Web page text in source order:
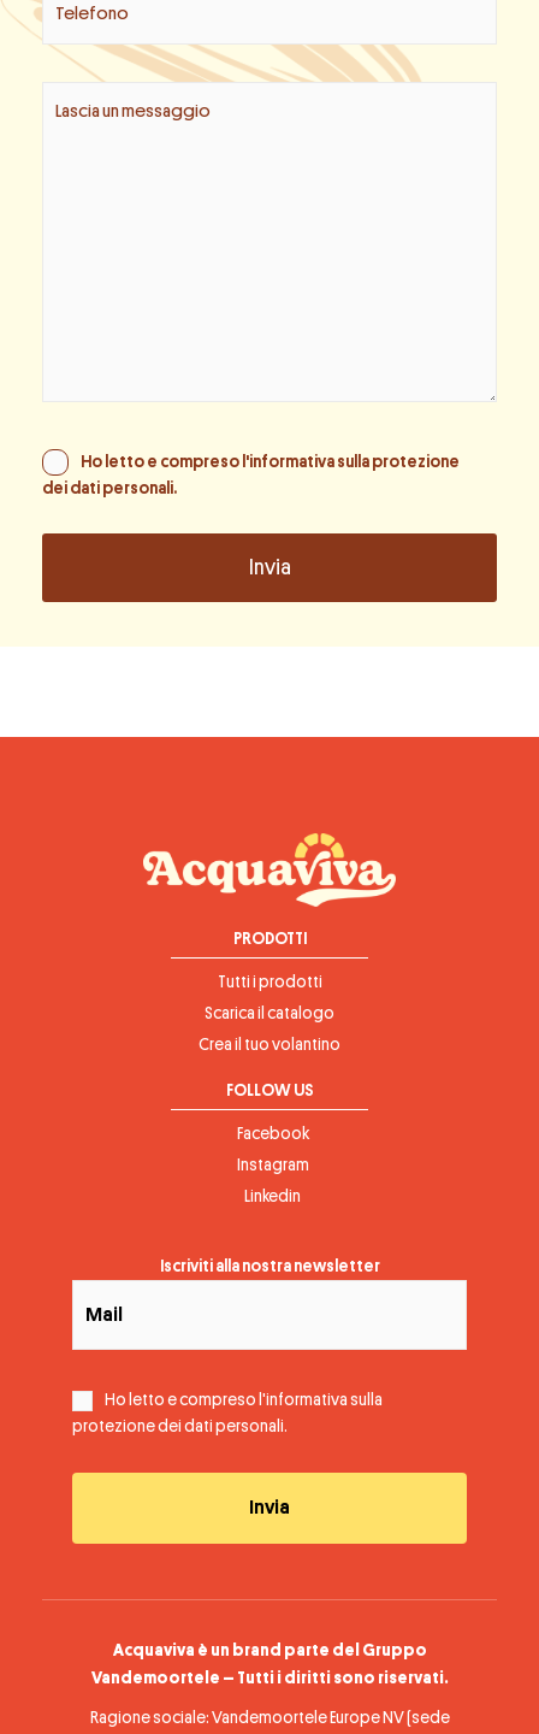
Ho letto e compreso l'informativa sulla protezione
dei dati personali.
PRODOTTI
Tutti i prodotti
Scarica il catalogo
Crea il tuo volantino
FOLLOW US
Facebook
Instagram
Linkedin
Iscriviti alla nostra newsletter
Ho letto e compreso l'informativa sulla
protezione dei dati personali.
Acquaviva è un brand parte del Gruppo
Vandemoortele – Tutti i diritti sono riservati.
Ragione sociale: Vandemoortele Europe NV (sede